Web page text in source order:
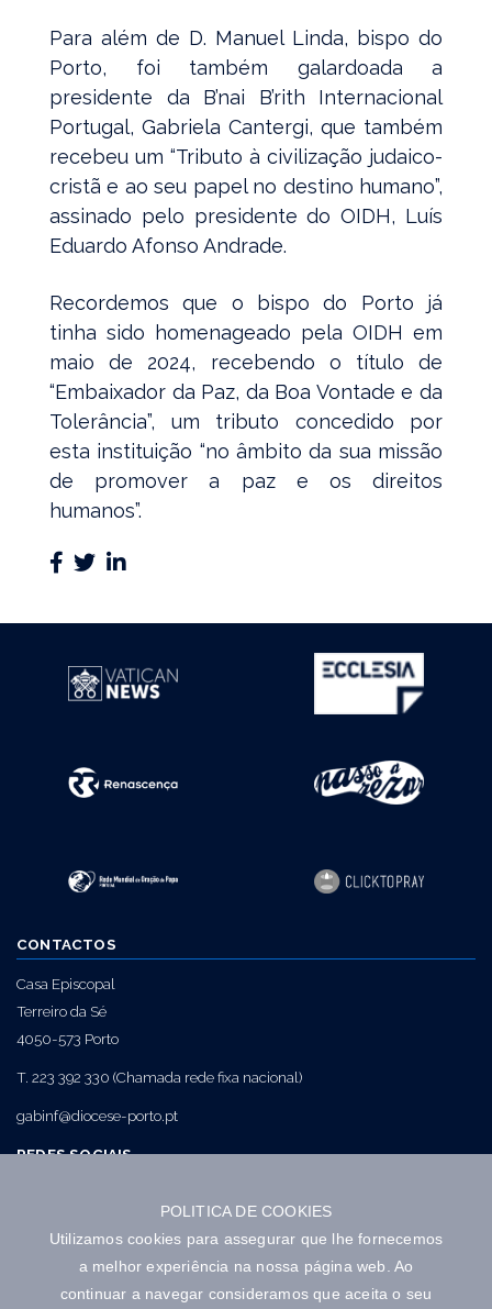
POLITICA DE COOKIES
Utilizamos cookies para assegurar que lhe fornecemos
a melhor experiência na nossa página web. Ao
continuar a navegar consideramos que aceita o seu
Para além de D. Manuel Linda, bispo do
Porto, foi também galardoada a
presidente da B’nai B’rith Internacional
Portugal, Gabriela Cantergi, que também
recebeu um “Tributo à civilização judaico-
cristã e ao seu papel no destino humano”,
assinado pelo presidente do OIDH, Luís
Eduardo Afonso Andrade.
Recordemos que o bispo do Porto já
tinha sido homenageado pela OIDH em
maio de 2024, recebendo o título de
“Embaixador da Paz, da Boa Vontade e da
Tolerância”, um tributo concedido por
esta instituição “no âmbito da sua missão
de promover a paz e os direitos
humanos”.
CONTACTOS
Casa Episcopal
Terreiro da Sé
4050-573 Porto
T. 223 392 330 (Chamada rede fixa nacional)
gabinf@diocese-porto.pt
REDES SOCIAIS
NEWSLETTER